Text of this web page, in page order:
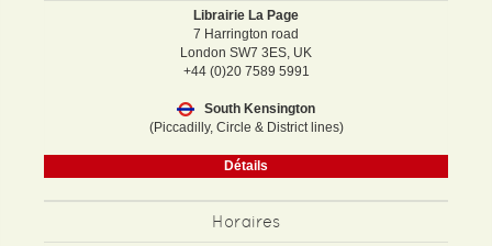
Librairie La Page
7 Harrington road
London SW7 3ES, UK
+44 (0)20 7589 5991
South Kensington
(Piccadilly, Circle & District lines)
Détails
Horaires